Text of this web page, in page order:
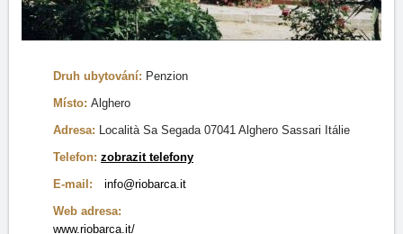
Druh ubytování: Penzion
Místo: Alghero
Adresa: Località Sa Segada 07041 Alghero Sassari Itálie
Telefon: zobrazit telefony
E-mail:
info@riobarca.it
Web adresa:
www.riobarca.it/